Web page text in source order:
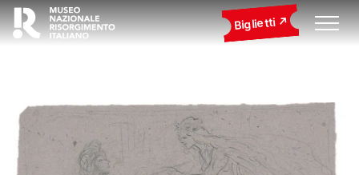
Biglietti